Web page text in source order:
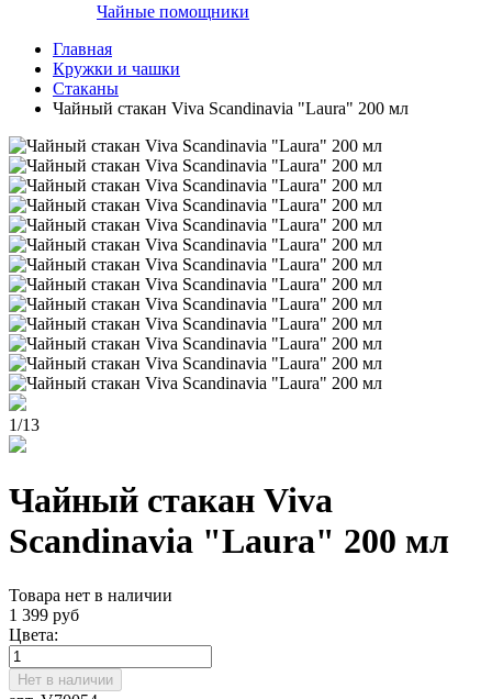
Чайные помощники
Главная
Кружки и чашки
Стаканы
Чайный стакан Viva Scandinavia "Laura" 200 мл
1/13
Чайный стакан Viva
Scandinavia "Laura" 200 мл
Товара нет в наличии
1 399 руб
Цвета:
Нет в наличии